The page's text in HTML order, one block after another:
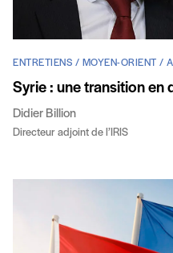
ENTRETIENS / MOYEN-ORIENT /
Syrie : une transition en
Didier Billion
Directeur adjoint de l’IRIS